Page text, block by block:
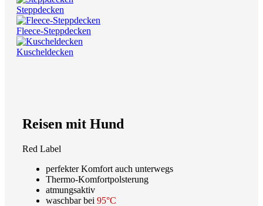
Steppdecken
Fleece-Steppdecken
Kuscheldecken
Reisen mit Hund
Red Label
perfekter Komfort auch unterwegs
Thermo-Komfortpolsterung
atmungsaktiv
waschbar bei 95°C